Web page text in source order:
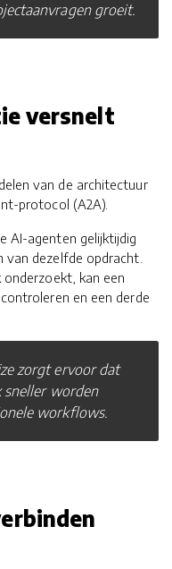
groeit.
versnelt
van de architectuur
protocol (A2A).
AI-agenten gelijktijdig
van dezelfde opdracht.
kan een
en een derde
zorgt ervoor dat
sneller worden
workflows.